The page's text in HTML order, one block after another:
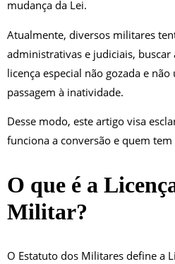
mudança da Lei.
Atualmente, diversos militares
administrativas e judiciais, buscar
licença especial não gozada e
passagem à inatividade.
Desse modo, este artigo visa
funciona a conversão e quem
O que é a
Militar?
O Estatuto dos Militares define a